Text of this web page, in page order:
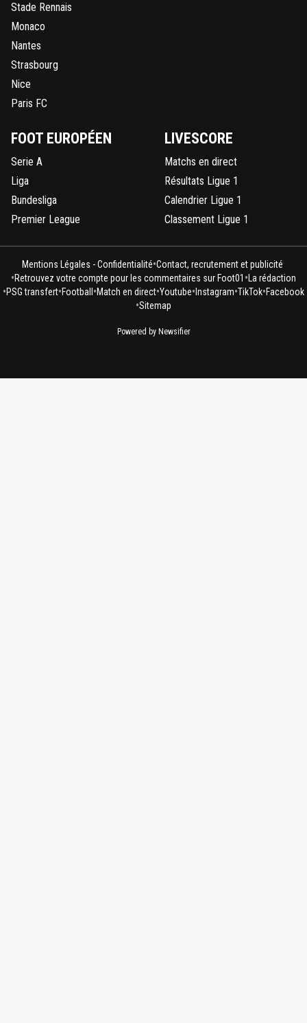
Stade Rennais
Monaco
Nantes
Strasbourg
Nice
Paris FC
FOOT EUROPÉEN
Serie A
Liga
Bundesliga
Premier League
LIVESCORE
Matchs en direct
Résultats Ligue 1
Calendrier Ligue 1
Classement Ligue 1
Mentions Légales - Confidentialité•Contact, recrutement et publicité
•Retrouvez votre compte pour les commentaires sur Foot01 • La rédaction
•PSG transfert•Football •Match en direct•Youtube• Instagram•TikTok•Facebook
•Sitemap
Powered by Newsifier